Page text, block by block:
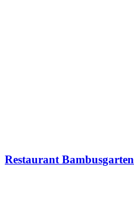
Restaurant Bambusgarten